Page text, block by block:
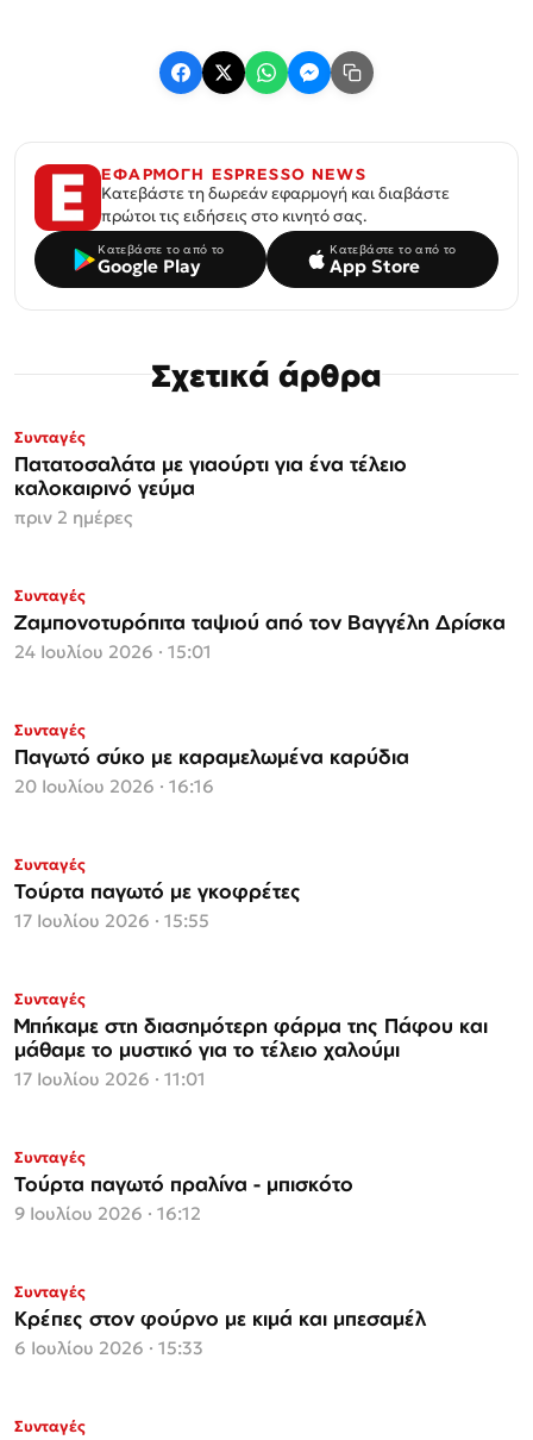
ΕΦΑΡΜΟΓΗ ESPRESSO NEWS
Κατεβάστε τη δωρεάν εφαρμογή και διαβάστε
πρώτοι τις ειδήσεις στο κινητό σας.
Κατεβάστε το από το
Google Play
Κατεβάστε το από το
App Store
Σχετικά άρθρα
Συνταγές
Πατατοσαλάτα με γιαούρτι για ένα τέλειο
καλοκαιρινό γεύμα
πριν 2 ημέρες
Συνταγές
Ζαμπονοτυρόπιτα ταψιού από τον Βαγγέλη Δρίσκα
24 Ιουλίου 2026 · 15:01
Συνταγές
Παγωτό σύκο με καραμελωμένα καρύδια
20 Ιουλίου 2026 · 16:16
Συνταγές
Τούρτα παγωτό με γκοφρέτες
17 Ιουλίου 2026 · 15:55
ΜΟΝΟ ΣΤΗΝ
Espresso
Συνταγές
Μπήκαμε στη διασημότερη φάρμα της Πάφου και
μάθαμε το μυστικό για το τέλειο χαλούμι
17 Ιουλίου 2026 · 11:01
Συνταγές
Τούρτα παγωτό πραλίνα - μπισκότο
9 Ιουλίου 2026 · 16:12
Συνταγές
Κρέπες στον φούρνο με κιμά και μπεσαμέλ
6 Ιουλίου 2026 · 15:33
Συνταγές